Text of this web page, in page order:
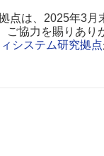
点は、2025年3月
ご協力を賜りあり
システム研究拠点